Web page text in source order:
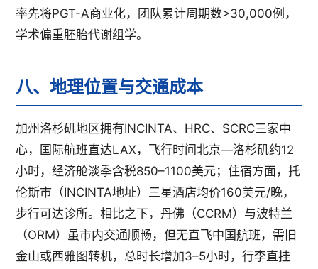
率先将PGT-A商业化，团队累计周期数>30,000例，
学术偏重胚胎代谢组学。
八、地理位置与交通成本
加州洛杉矶地区拥有INCINTA、HRC、SCRC三家中
心，国际航班直达LAX，飞行时间北京—洛杉矶约12
小时，经济舱淡季含税850–1100美元；住宿方面，托
伦斯市（INCINTA地址）三星酒店均价160美元/晚，
步行可达诊所。相比之下，丹佛（CCRM）与波特兰
（ORM）虽市内交通顺畅，但无直飞中国航班，需旧
金山或西雅图转机，总时长增加3–5小时，行李直挂